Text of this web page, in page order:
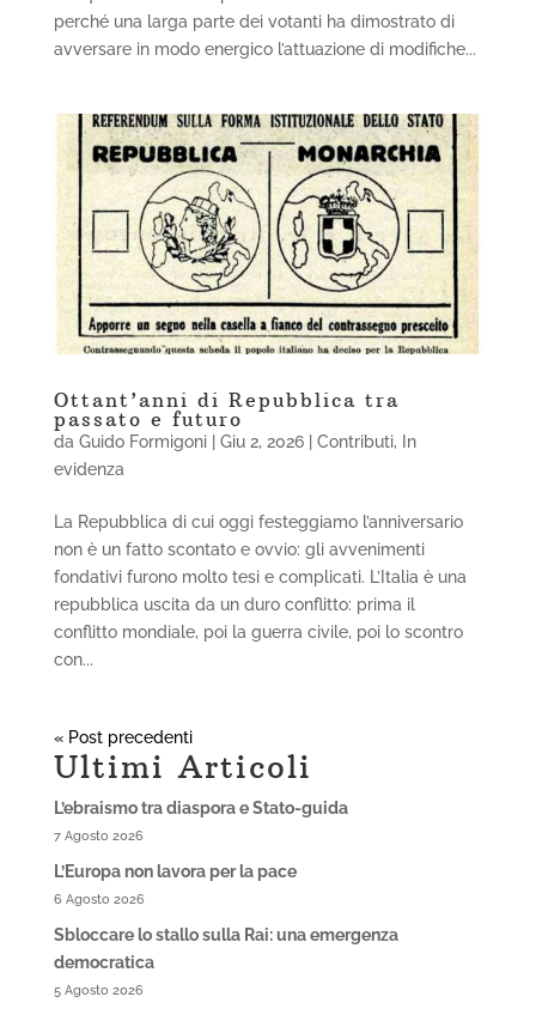
perché una larga parte dei votanti ha dimostrato di
avversare in modo energico l’attuazione di modifiche...
Ottant’anni di Repubblica tra
passato e futuro
da Guido Formigoni| Giu 2, 2026| Contributi,
In
evidenza
La Repubblica di cui oggi festeggiamo l’anniversario
non è un fatto scontato e ovvio: gli avvenimenti
fondativi furono molto tesi e complicati. L’Italia è una
repubblica uscita da un duro conflitto: prima il
conflitto mondiale, poi la guerra civile, poi lo scontro
con...
« Post precedenti
Ultimi Articoli
L’ebraismo tra diaspora e Stato-guida
7 Agosto 2026
L’Europa non lavora per la pace
6 Agosto 2026
Sbloccare lo stallo sulla Rai: una emergenza
democratica
5 Agosto 2026